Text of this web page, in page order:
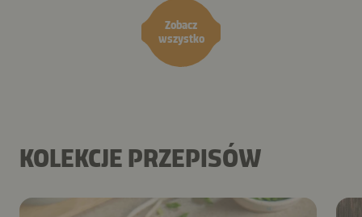
Zobacz
wszystko
KOLEKCJE PRZEPISÓW